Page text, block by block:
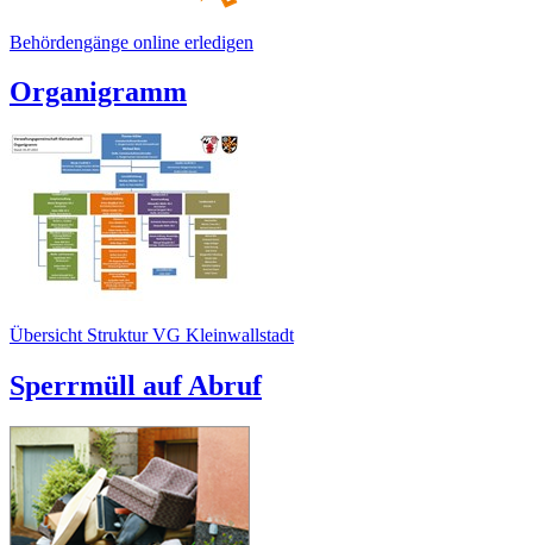
Behördengänge online erledigen
Organigramm
Übersicht Struktur VG Kleinwallstadt
Sperrmüll auf Abruf